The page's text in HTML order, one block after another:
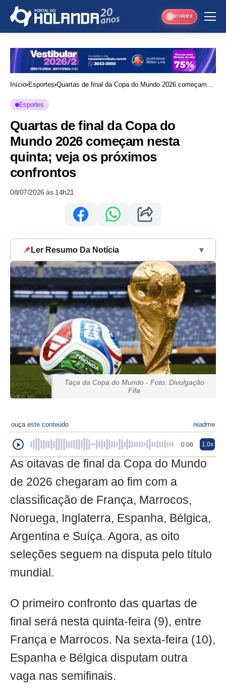
STORIES
Início Esportes Quartas de final da Copa do Mundo 2026 começam
Esportes
Quartas de final da Copa do
Mundo 2026 começam nesta
quinta; veja os próximos
confrontos
08/07/2026 às 14h21
📌 Ler Resumo Da Notícia ▾
Taça da Copa do Mundo - Foto: Divulgação
Fifa
ouça este conteúdo readme
0:00 1.0x
As oitavas de final da Copa do Mundo
de 2026 chegaram ao fim com a
classificação de França, Marrocos,
Noruega, Inglaterra, Espanha, Bélgica,
Argentina e Suíça. Agora, as oito
seleções seguem na disputa pelo título
mundial.
O primeiro confronto das quartas de
final será nesta quinta-feira (9), entre
França e Marrocos. Na sexta-feira (10),
Espanha e Bélgica disputam outra
vaga nas semifinais.